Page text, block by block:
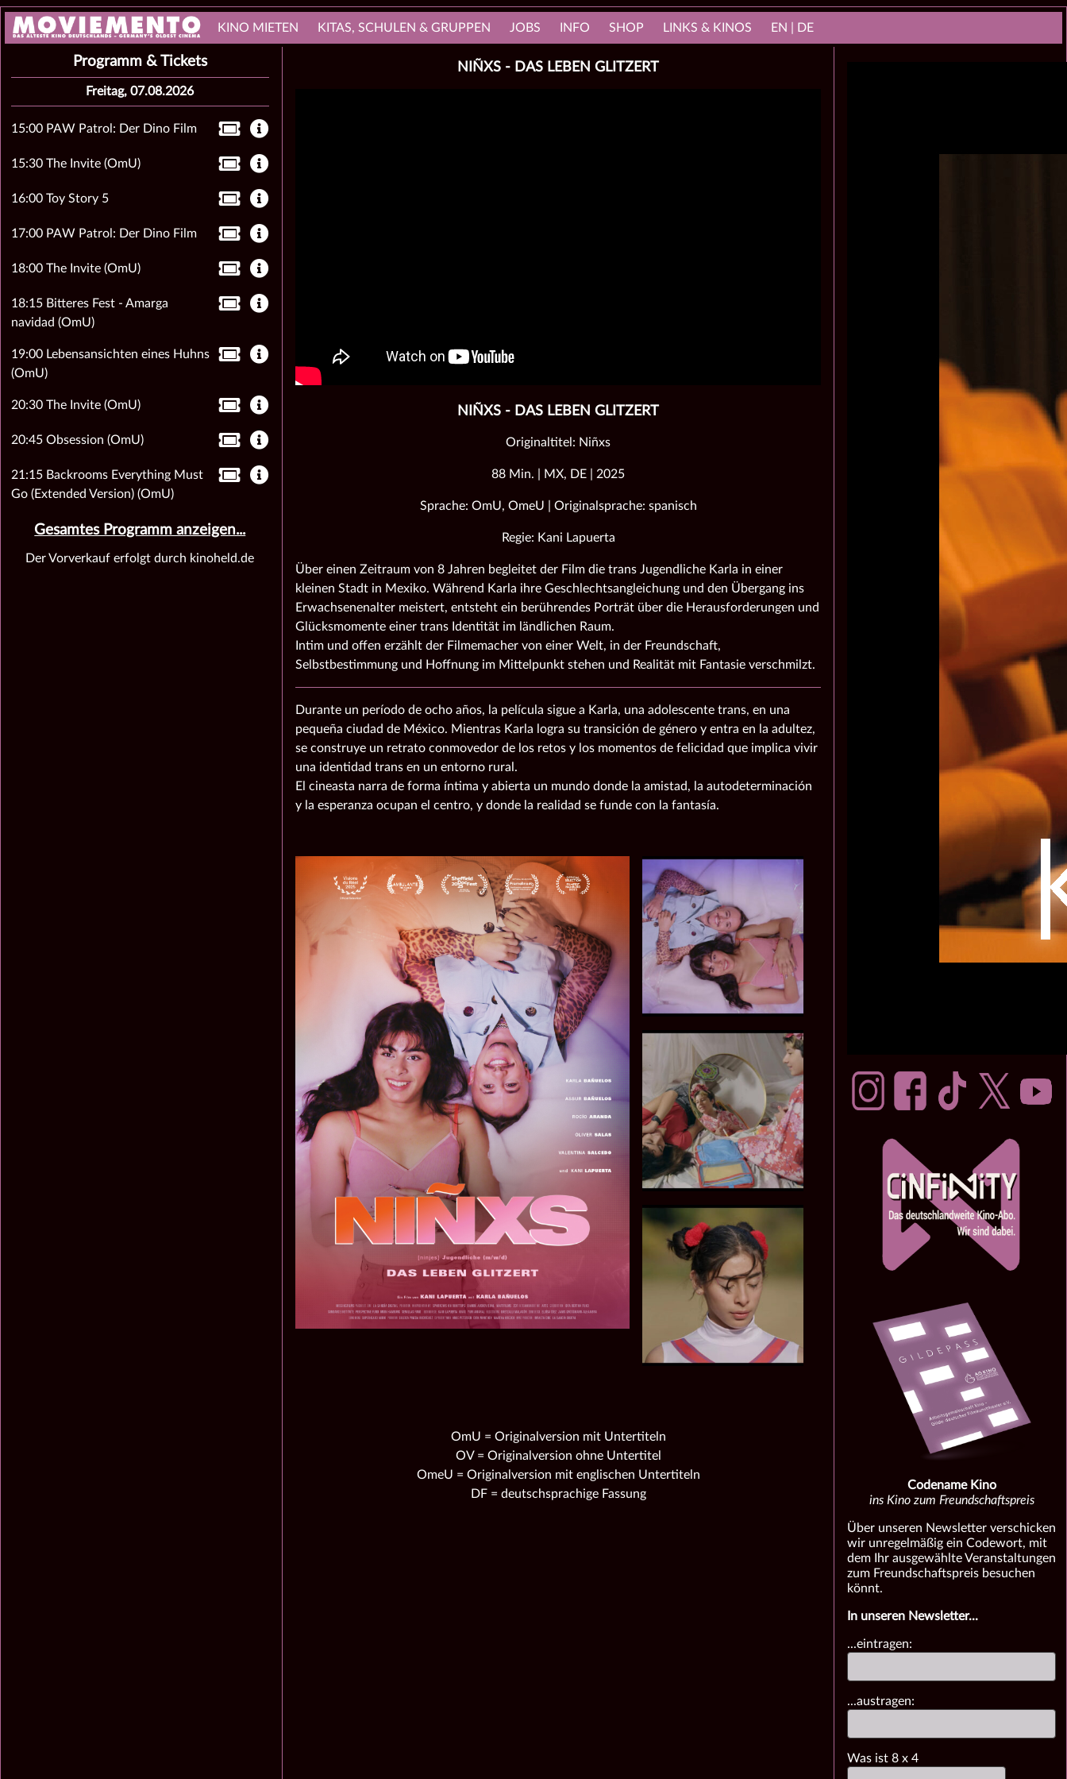
KINO MIETEN KITAS, SCHULEN & GRUPPEN JOBS INFO SHOP LINKS & KINOS EN | DE
NIÑXS - DAS LEBEN GLITZERT
NIÑXS - DAS LEBEN GLITZERT
Originaltitel: Niñxs
88 Min. | MX, DE | 2025
Sprache: OmU, OmeU | Originalsprache: spanisch
Regie: Kani Lapuerta
Über einen Zeitraum von 8 Jahren begleitet der Film die trans Jugendliche Karla in einer
kleinen Stadt in Mexiko. Während Karla ihre Geschlechtsangleichung und den Übergang ins
Erwachsenenalter meistert, entsteht ein berührendes Porträt über die Herausforderungen und
Glücksmomente einer trans Identität im ländlichen Raum.
Intim und offen erzählt der Filmemacher von einer Welt, in der Freundschaft,
Selbstbestimmung und Hoffnung im Mittelpunkt stehen und Realität mit Fantasie verschmilzt.
Durante un período de ocho años, la película sigue a Karla, una adolescente trans, en una
pequeña ciudad de México. Mientras Karla logra su transición de género y entra en la adultez,
se construye un retrato conmovedor de los retos y los momentos de felicidad que implica vivir
una identidad trans en un entorno rural.
El cineasta narra de forma íntima y abierta un mundo donde la amistad, la autodeterminación
y la esperanza ocupan el centro, y donde la realidad se funde con la fantasía.
OmU = Originalversion mit Untertiteln
OV = Originalversion ohne Untertitel
OmeU = Originalversion mit englischen Untertiteln
DF = deutschsprachige Fassung
Programm & Tickets
Freitag, 07.08.2026
15:00 PAW Patrol: Der Dino Film
15:30 The Invite (OmU)
16:00 Toy Story 5
17:00 PAW Patrol: Der Dino Film
18:00 The Invite (OmU)
18:15 Bitteres Fest - Amarga
navidad (OmU)
19:00 Lebensansichten eines Huhns
(OmU)
20:30 The Invite (OmU)
20:45 Obsession (OmU)
21:15 Backrooms Everything Must
Go (Extended Version) (OmU)
Gesamtes Programm anzeigen...
Der Vorverkauf erfolgt durch kinoheld.de
Codename Kino
ins Kino zum Freundschaftspreis
Über unseren Newsletter verschicken
wir unregelmäßig ein Codewort, mit
dem Ihr ausgewählte Veranstaltungen
zum Freundschaftspreis besuchen
könnt.
In unseren Newsletter...
...eintragen:
...austragen:
Was ist8 x 4